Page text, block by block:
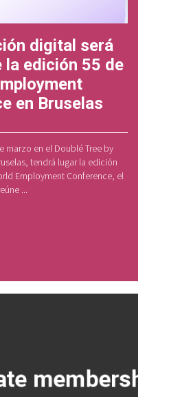
digital será
la edición 55 de
en Bruselas
marzo en el Doublé Tree by
tendrá lugar la edición
Employment Conference, el
...